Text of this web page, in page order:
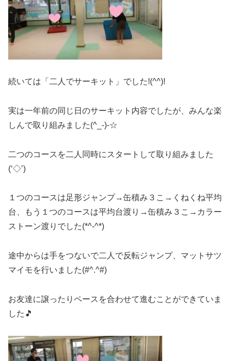
続いては「二人でサーキット」でした!(^^)!
実は一年前の同じ日のサーキット内容でしたが、みんな楽
しんで取り組みました(^_-)-☆
二つのコースを二人同時にスタートして取り組みました
(‘◇’)ゞ
１つのコースは足形ジャンプ→缶積み３こ→くねくね平均
台、もう１つのコースは平均台渡り→缶積み３こ→カラー
ストーン渡りでした(*^-^*)
途中からは手をつないで二人で反転ジャンプ、マットサツ
マイモを行いました(#^.^#)
お友達に譲ったりペースを合わせて進むことができていま
した🎵